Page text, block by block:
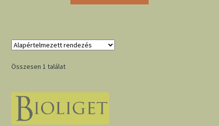
Összesen 1 találat